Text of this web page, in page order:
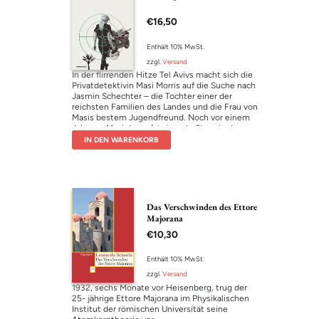
Hammer in einem unbeaufsichtigten Moment
vom Balkon gestoßen haben muss. Doch der
Verdacht fällt nicht auf die israelische Familie,
sondern auf den arabischen Arbeiter. Als er
wenig später zum Verhör abgeführt wird, ist
Naomi wie gelähmt, es gelingt ihr nicht, die
Wahrheit zu sagen.
€16,50
Enthält 10% MwSt.
zzgl. Versand
In der flirrenden Hitze Tel Avivs macht sich die
Privatdetektivin Masi Morris auf die Suche nach
Jasmin Schechter – die Tochter einer der
reichsten Familien des Landes und die Frau von
Masis bestem Jugendfreund. Noch vor einem
Jahr war Masi der aufsteigende Stern in der
Sondereinheit der Tel Aviver Polizei, doch
wegen unangemessenen Verhaltens war ihre
mit geringen Mitteln da. Doch was zunächst als
Problem erscheint, entpuppt sich schnell als
Vorteil: In Israels Hinterhöfen, wo die Reichen
tun und lassen, was sie wollen, ist es besser,
ohne Spielregeln zu spielen. Und darin ist Masi
unschlagbar.
IN DEN WARENKORB
Das Verschwinden des Ettore
Majorana
€10,30
Enthält 10% MwSt.
zzgl. Versand
1932, sechs Monate vor Heisenberg, trug der
25- jährige Ettore Majorana im Physikalischen
Institut der römischen Universität seine